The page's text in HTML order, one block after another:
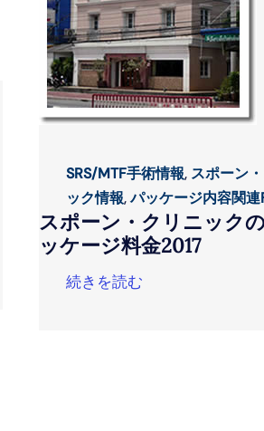
SRS/MTF手術情報, スポーン
ック情報,パッケージ内容関連
スポーン・クリニック
ッケージ料金2017
続きを読む